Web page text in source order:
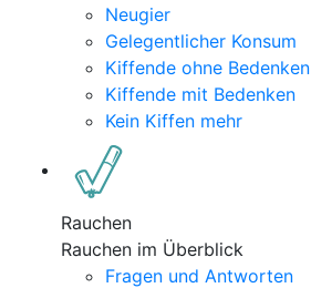
Neugier
Gelegentlicher Konsum
Kiffende ohne Bedenken
Kiffende mit Bedenken
Kein Kiffen mehr
Rauchen
Rauchen im Überblick
Fragen und Antworten